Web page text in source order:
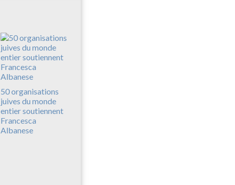
50 organisations
juives du monde
entier soutiennent
Francesca
Albanese